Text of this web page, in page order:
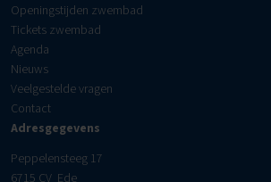
Openingstijden zwembad
Tickets zwembad
Agenda
Nieuws
Veelgestelde vragen
Contact
Adresgegevens
Peppelensteeg 17
6715 CV Ede